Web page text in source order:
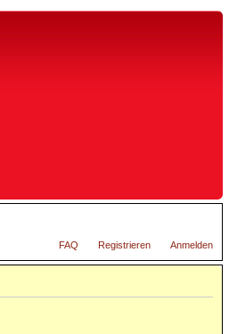
FAQ Registrieren Anmelden